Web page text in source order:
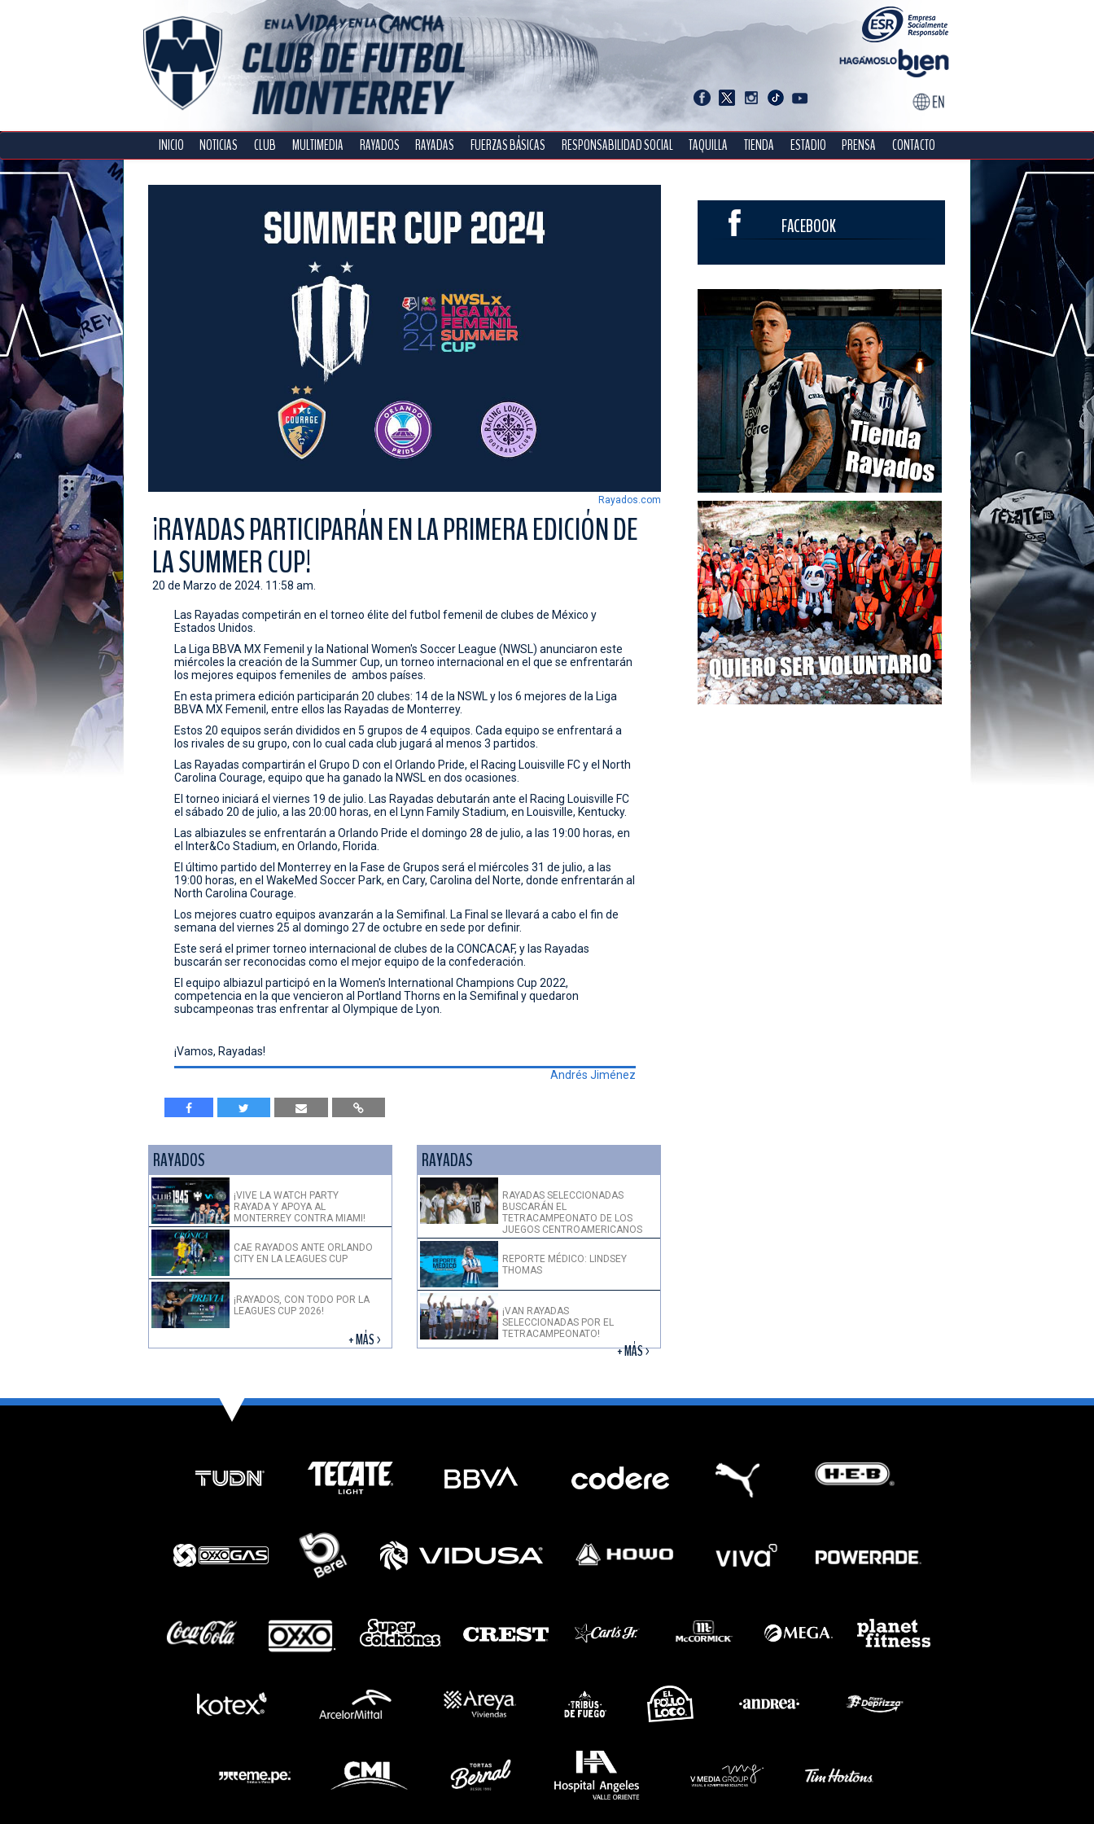
INICIO NOTICIAS CLUB MULTIMEDIA RAYADOS RAYADAS FUERZAS BÁSICAS RESPONSABILIDAD SOCIAL TAQUILLA TIENDA ESTADIO PRENSA CONTACTO
Rayados.com
¡RAYADAS PARTICIPARÁN EN LA PRIMERA EDICIÓN DE
LA SUMMER CUP!
20 de Marzo de 2024. 11:58 am.
Las Rayadas competirán en el torneo élite del futbol femenil de clubes de México y
Estados Unidos.
La Liga BBVA MX Femenil y la National Women's Soccer League (NWSL) anunciaron este
miércoles la creación de la Summer Cup, un torneo internacional en el que se enfrentarán
los mejores equipos femeniles de ambos países.
En esta primera edición participarán 20 clubes: 14 de la NSWL y los 6 mejores de la Liga
BBVA MX Femenil, entre ellos las Rayadas de Monterrey.
Estos 20 equipos serán divididos en 5 grupos de 4 equipos. Cada equipo se enfrentará a
los rivales de su grupo, con lo cual cada club jugará al menos 3 partidos.
Las Rayadas compartirán el Grupo D con el Orlando Pride, el Racing Louisville FC y el North
Carolina Courage, equipo que ha ganado la NWSL en dos ocasiones.
El torneo iniciará el viernes 19 de julio. Las Rayadas debutarán ante el Racing Louisville FC
el sábado 20 de julio, a las 20:00 horas, en el Lynn Family Stadium, en Louisville, Kentucky.
Las albiazules se enfrentarán a Orlando Pride el domingo 28 de julio, a las 19:00 horas, en
el Inter&Co Stadium, en Orlando, Florida.
El último partido del Monterrey en la Fase de Grupos será el miércoles 31 de julio, a las
19:00 horas, en el WakeMed Soccer Park, en Cary, Carolina del Norte, donde enfrentarán al
North Carolina Courage.
Los mejores cuatro equipos avanzarán a la Semifinal. La Final se llevará a cabo el fin de
semana del viernes 25 al domingo 27 de octubre en sede por definir.
Este será el primer torneo internacional de clubes de la CONCACAF, y las Rayadas
buscarán ser reconocidas como el mejor equipo de la confederación.
El equipo albiazul participó en la Women's International Champions Cup 2022,
competencia en la que vencieron al Portland Thorns en la Semifinal y quedaron
subcampeonas tras enfrentar al Olympique de Lyon.
¡Vamos, Rayadas!
Andrés Jiménez
RAYADOS
¡VIVE LA WATCH PARTY
RAYADA Y APOYA AL
MONTERREY CONTRA MIAMI!
CAE RAYADOS ANTE ORLANDO
CITY EN LA LEAGUES CUP
¡RAYADOS, CON TODO POR LA
LEAGUES CUP 2026!
+ MÁS >
RAYADAS
RAYADAS SELECCIONADAS
BUSCARÁN EL
TETRACAMPEONATO DE LOS
JUEGOS CENTROAMERICANOS
REPORTE MÉDICO: LINDSEY
THOMAS
¡VAN RAYADAS
SELECCIONADAS POR EL
TETRACAMPEONATO!
+ MÁS >
FACEBOOK